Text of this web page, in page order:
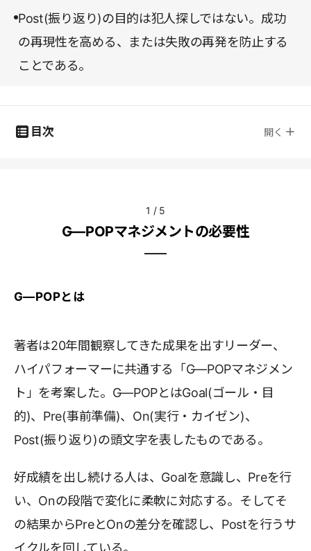
Post(振り返り)の目的は犯人探しではない。成功
の再現性を高める、または失敗の再発を防止する
ことである。
目次 開く
1 / 5
G―POPマネジメントの必要性
G―POPとは
著者は20年間観察してきた成果を出すリーダー、
ハイパフォーマーに共通する「G―POPマネジメン
ト」を考案した。G―POPとはGoal(ゴール・目
的)、Pre(事前準備)、On(実行・カイゼン)、
Post(振り返り)の頭文字を表したものである。
好成績を出し続ける人は、Goalを意識し、Preを行
い、Onの段階で変化に柔軟に対応する。そしてそ
の結果からPreとOnの差分を確認し、Postを行うサ
イクルを回している。